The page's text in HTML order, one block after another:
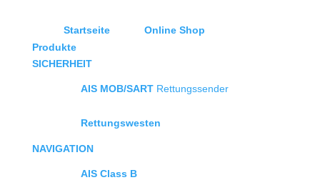
Startseite
Online Shop
Produkte
SICHERHEIT
AIS MOB/SARTRettungssender
Rettungswesten
NAVIGATION
AIS Class B